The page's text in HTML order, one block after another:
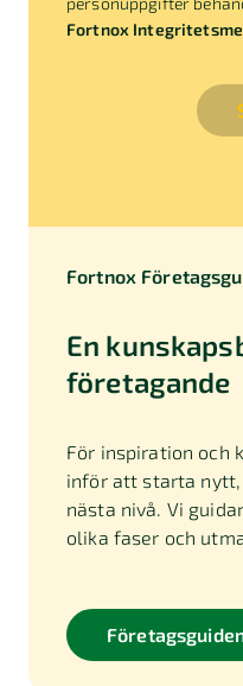
Fortnox
Fortnox
En
företagande
För inspiration och
inför att starta
nästa nivå. Vi
olika faser och